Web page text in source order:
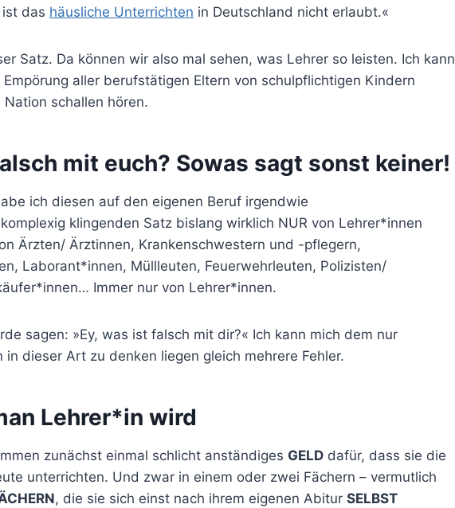
das häusliche Unterrichten in Deutschland nicht erlaubt.«
Satz. Da können wir also mal sehen, was Lehrer so leisten. Ich kann
aller berufstätigen Eltern von schulpflichtigen Kindern
schallen hören.
mit euch? Sowas sagt sonst keiner!
ich diesen auf den eigenen Beruf irgendwie
klingenden Satz bislang wirklich NUR von Lehrer*innen
Ärzten/ Ärztinnen, Krankenschwestern und -pflegern,
Laborant*innen, Müllleuten, Feuerwehrleuten, Polizisten/
Immer nur von Lehrer*innen.
sagen: »Ey, was ist falsch mit dir?« Ich kann mich dem nur
in dieser Art zu denken liegen gleich mehrere Fehler.
Lehrer*in wird
zunächst einmal schlicht anständiges GELD dafür, dass sie die
unterrichten. Und zwar in einem oder zwei Fächern – vermutlich
, die sie sich einst nach ihrem eigenen Abitur SELBST